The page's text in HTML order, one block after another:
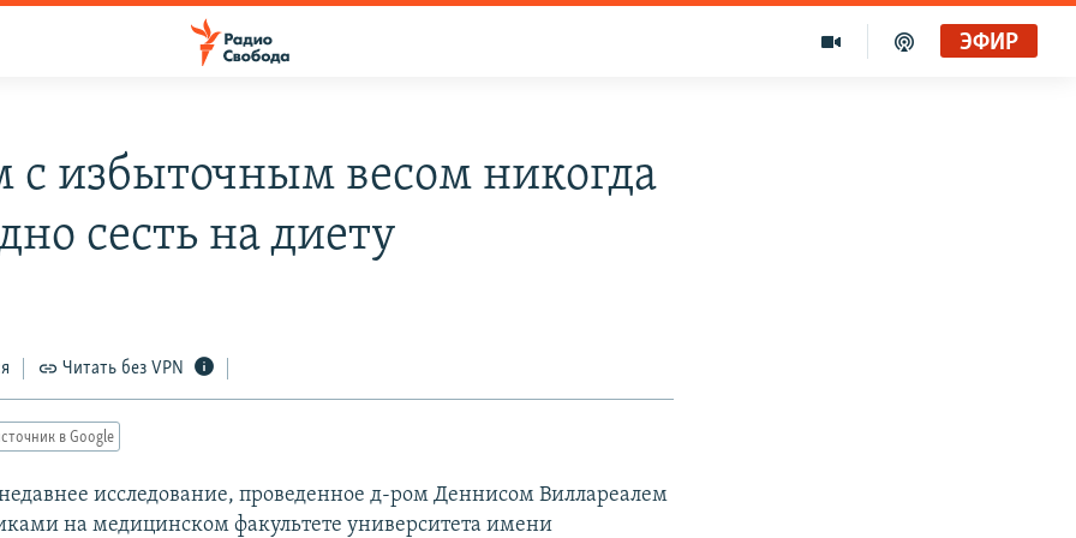
ЭФИР
избыточным весом никогда
сесть на диету
Читать без VPN
в Google
исследование, проведенное д-ром Деннисом Виллареалем
на медицинском факультете университета имени